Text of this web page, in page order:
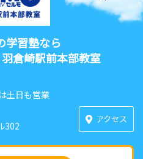
学習塾なら
倉崎駅前本部教室
土日も営業
302
アクセス